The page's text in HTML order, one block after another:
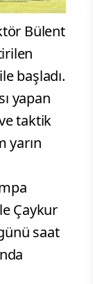
Bülent
başladı.
yapan
taktik
yarın
Çaykur
saat